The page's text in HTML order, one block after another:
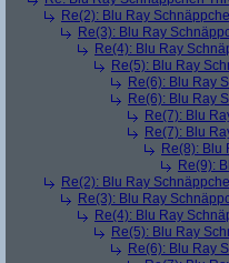
Re(2): Blu Ray
Re(3): Blu Ray
Re(4): Blu Ray
Re(5): Blu Ray
Re(6): Blu Ray
Re(6): Blu Ray
Re(7): Blu
Re(7): Blu
Re(8): Blu
Re(9):
Re(2): Blu Ray
Re(3): Blu Ray
Re(4): Blu Ray
Re(5): Blu Ray
Re(6): Blu Ray